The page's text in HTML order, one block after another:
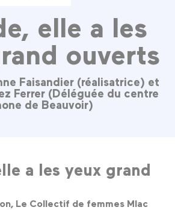
elle a les
ouverts
Faisandier (réalisatrice) et
Ferrer (Déléguée du centre
de Beauvoir)
a les yeux grand
Le Collectif de femmes Mlac